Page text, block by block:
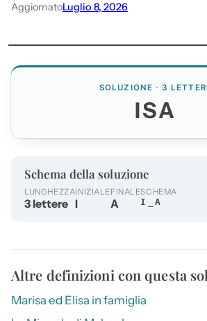
AggiornatoLuglio 8, 2026
SOLUZIONE · 3
ISA
Schema della soluzione
LUNGHEZZA
3 lettere
INIZIALE
I
FINALE
A
SCHEMA
I_A
Altre definizioni con questa
Marisa ed Elisa in famiglia